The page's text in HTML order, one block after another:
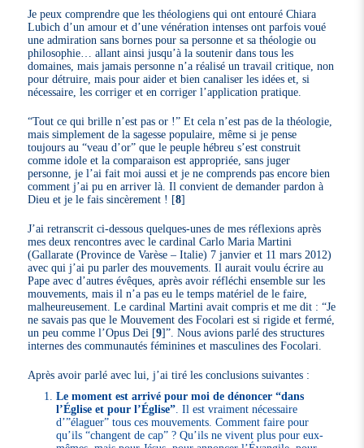
Je peux comprendre que les théologiens qui ont entouré Chiara
Lubich d’un amour et d’une vénération intenses ont parfois voué
une admiration sans bornes pour sa personne et sa théologie ou
philosophie… allant ainsi jusqu’à la soutenir dans tous les
domaines, mais jamais personne n’a réalisé un travail critique, non
pour détruire, mais pour aider et bien canaliser les idées et, si
nécessaire, les corriger et en corriger l’application pratique.
“Tout ce qui brille n’est pas or !” Et cela n’est pas de la théologie,
mais simplement de la sagesse populaire, même si je pense
toujours au “veau d’or” que le peuple hébreu s’est construit
comme idole et la comparaison est appropriée, sans juger
personne, je l’ai fait moi aussi et je ne comprends pas encore bien
comment j’ai pu en arriver là. Il convient de demander pardon à
Dieu et je le fais sincèrement ! [8]
J’ai retranscrit ci-dessous quelques-unes de mes réflexions après
mes deux rencontres avec le cardinal Carlo Maria Martini
(Gallarate (Province de Varèse – Italie) 7 janvier et 11 mars 2012)
avec qui j’ai pu parler des mouvements. Il aurait voulu écrire au
Pape avec d’autres évêques, après avoir réfléchi ensemble sur les
mouvements, mais il n’a pas eu le temps matériel de le faire,
malheureusement. Le cardinal Martini avait compris et me dit : “Je
ne savais pas que le Mouvement des Focolari est si rigide et fermé,
un peu comme l’Opus Dei [9]”. Nous avions parlé des structures
internes des communautés féminines et masculines des Focolari.
Après avoir parlé avec lui, j’ai tiré les conclusions suivantes :
Le moment est arrivé pour moi de dénoncer “dans
l’Église et pour l’Église”. Il est vraiment nécessaire
d’”élaguer” tous ces mouvements. Comment faire pour
qu’ils “changent de cap” ? Qu’ils ne vivent plus pour eux-